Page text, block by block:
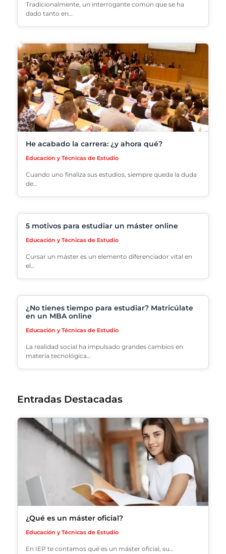
Tradicionalmente, un interrogante común que se ha
dado tanto en…
He acabado la carrera: ¿y ahora qué?
Educación y Técnicas de Estudio
Cuando uno finaliza sus estudios, siempre queda la duda
de…
5 motivos para estudiar un máster online
Educación y Técnicas de Estudio
Cursar un máster es un elemento diferenciador vital en
el…
¿No tienes tiempo para estudiar? Matricúlate
en un MBA online
Educación y Técnicas de Estudio
La realidad social ha impulsado grandes cambios en
materia tecnológica…
Entradas Destacadas
¿Qué es un máster oficial?
Educación y Técnicas de Estudio
En IEP te contamos qué es un máster oficial, su…